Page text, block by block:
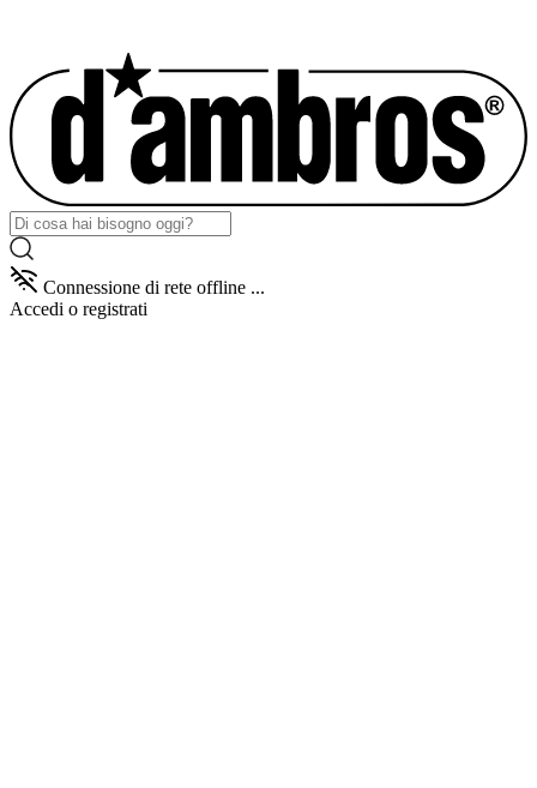
Connessione di rete offline ...
Accedi o registrati